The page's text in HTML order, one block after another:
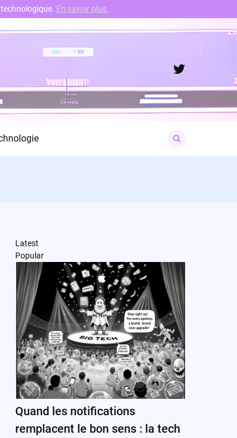
Twitter
for:
Latest
Popular
Quand les notifications
remplacent le bon sens : la tech
En savoir plus.